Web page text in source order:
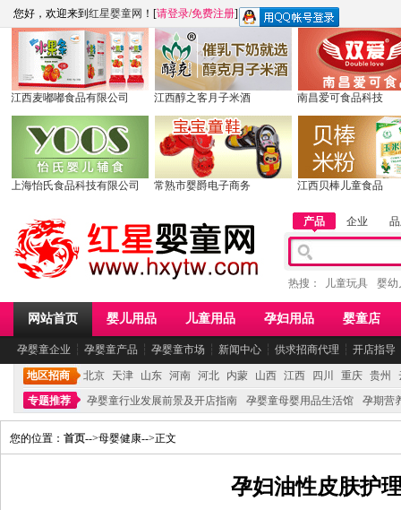
您好，欢迎来到 红星婴童网 ！[请登录/免费注册]
江西麦嘟嘟食品有限公司 江西醇之客月子米酒 南昌爱可食品科技
上海怡氏食品科技有限公司 常熟市婴爵电子商务 江西贝棒儿童食品
产品 企业
热搜： 儿童玩具 婴幼
网站首页 婴儿用品 儿童用品 孕妇用品 婴童店
孕婴童企业 ┆ 孕婴童产品 ┆ 孕婴童市场 ┆ 新闻中心 ┆ 供求招商代理 ┆ 开店指导
地区招商 北京 天津 山东 河南 河北 内蒙 山西 江西 四川 重庆 贵州
专题推荐
孕婴童行业发展前景及开店指南 孕婴童母婴用品生活馆 孕期营
您的位置： 首页-->母婴健康-->正文
孕妇油性皮肤护